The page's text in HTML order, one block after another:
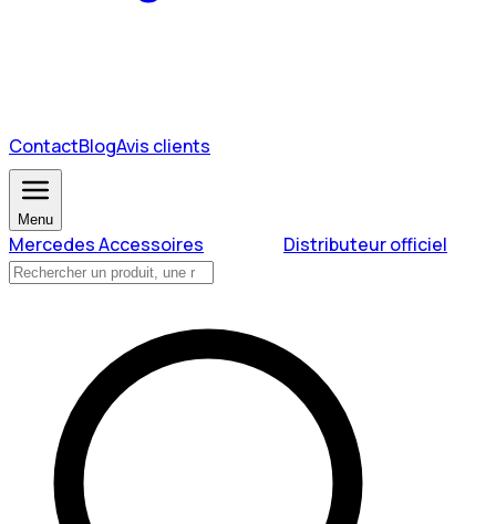
ContactBlogAvis clients
Menu
Mercedes Accessoires Distributeur officiel